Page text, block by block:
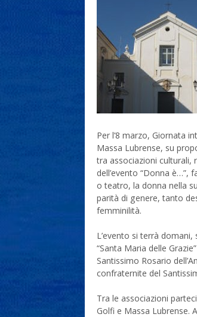
Per l’8 marzo, Giornata
Massa Lubrense, su
tra associazioni culturali,
dell’evento “Donna
o teatro, la donna nella
parità di genere, tanto
femminilità.
L’evento si terrà
“Santa Maria delle
Santissimo Rosario
confraternite del
Tra le associazioni
Golfi e Massa Lubrense.